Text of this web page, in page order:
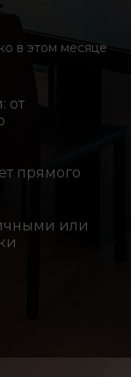
в этом месяце
от
прямого
или